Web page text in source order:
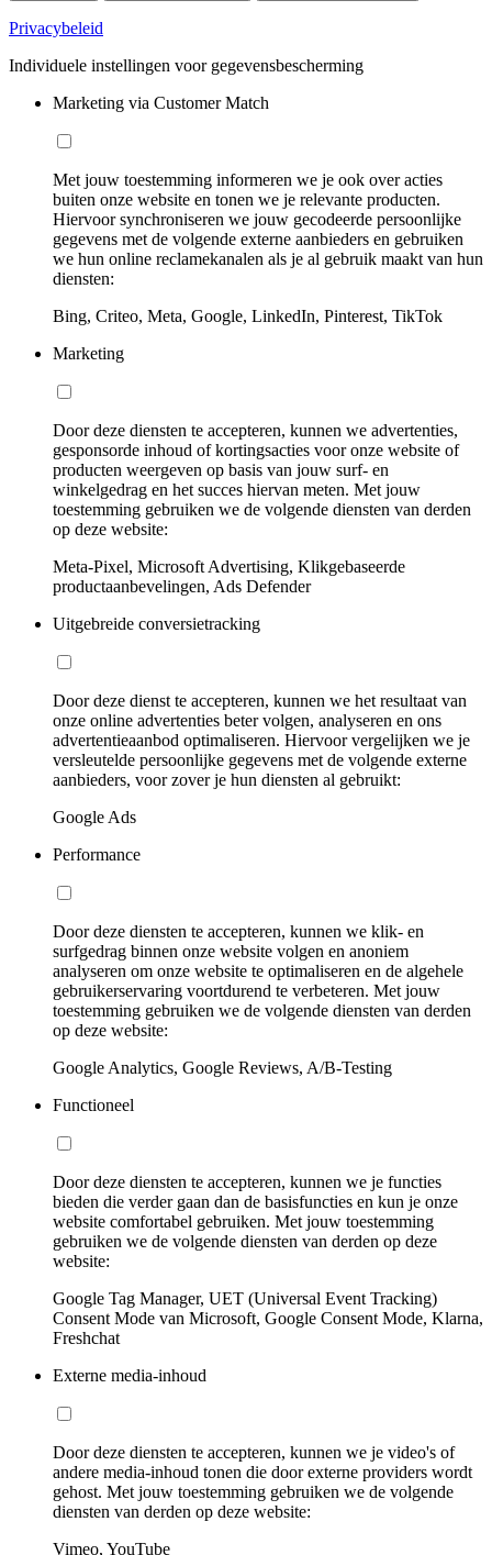
Privacybeleid
Individuele instellingen voor gegevensbescherming
Marketing via Customer Match
Met jouw toestemming informeren we je ook over acties
buiten onze website en tonen we je relevante producten.
Hiervoor synchroniseren we jouw gecodeerde persoonlijke
gegevens met de volgende externe aanbieders en gebruiken
we hun online reclamekanalen als je al gebruik maakt van hun
diensten:
Bing, Criteo, Meta, Google, LinkedIn, Pinterest, TikTok
Marketing
Door deze diensten te accepteren, kunnen we advertenties,
gesponsorde inhoud of kortingsacties voor onze website of
producten weergeven op basis van jouw surf- en
winkelgedrag en het succes hiervan meten. Met jouw
toestemming gebruiken we de volgende diensten van derden
op deze website:
Meta-Pixel, Microsoft Advertising, Klikgebaseerde
productaanbevelingen, Ads Defender
Uitgebreide conversietracking
Door deze dienst te accepteren, kunnen we het resultaat van
onze online advertenties beter volgen, analyseren en ons
advertentieaanbod optimaliseren. Hiervoor vergelijken we je
versleutelde persoonlijke gegevens met de volgende externe
aanbieders, voor zover je hun diensten al gebruikt:
Google Ads
Performance
Door deze diensten te accepteren, kunnen we klik- en
surfgedrag binnen onze website volgen en anoniem
analyseren om onze website te optimaliseren en de algehele
gebruikerservaring voortdurend te verbeteren. Met jouw
toestemming gebruiken we de volgende diensten van derden
op deze website:
Google Analytics, Google Reviews, A/B-Testing
Functioneel
Door deze diensten te accepteren, kunnen we je functies
bieden die verder gaan dan de basisfuncties en kun je onze
website comfortabel gebruiken. Met jouw toestemming
gebruiken we de volgende diensten van derden op deze
website:
Google Tag Manager, UET (Universal Event Tracking)
Consent Mode van Microsoft, Google Consent Mode, Klarna,
Freshchat
Externe media-inhoud
Door deze diensten te accepteren, kunnen we je video's of
andere media-inhoud tonen die door externe providers wordt
gehost. Met jouw toestemming gebruiken we de volgende
diensten van derden op deze website:
Vimeo, YouTube